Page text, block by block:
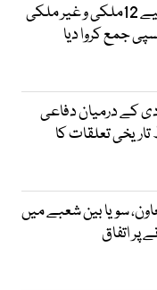
فیسکو کی نجکاری کیلیے 12ملکی و غیر ملکی
جمع کروا دیا
کے درمیان دفاعی
تاریخی تعلقات کا
سویا بین شعبے میں
پر اتفاق